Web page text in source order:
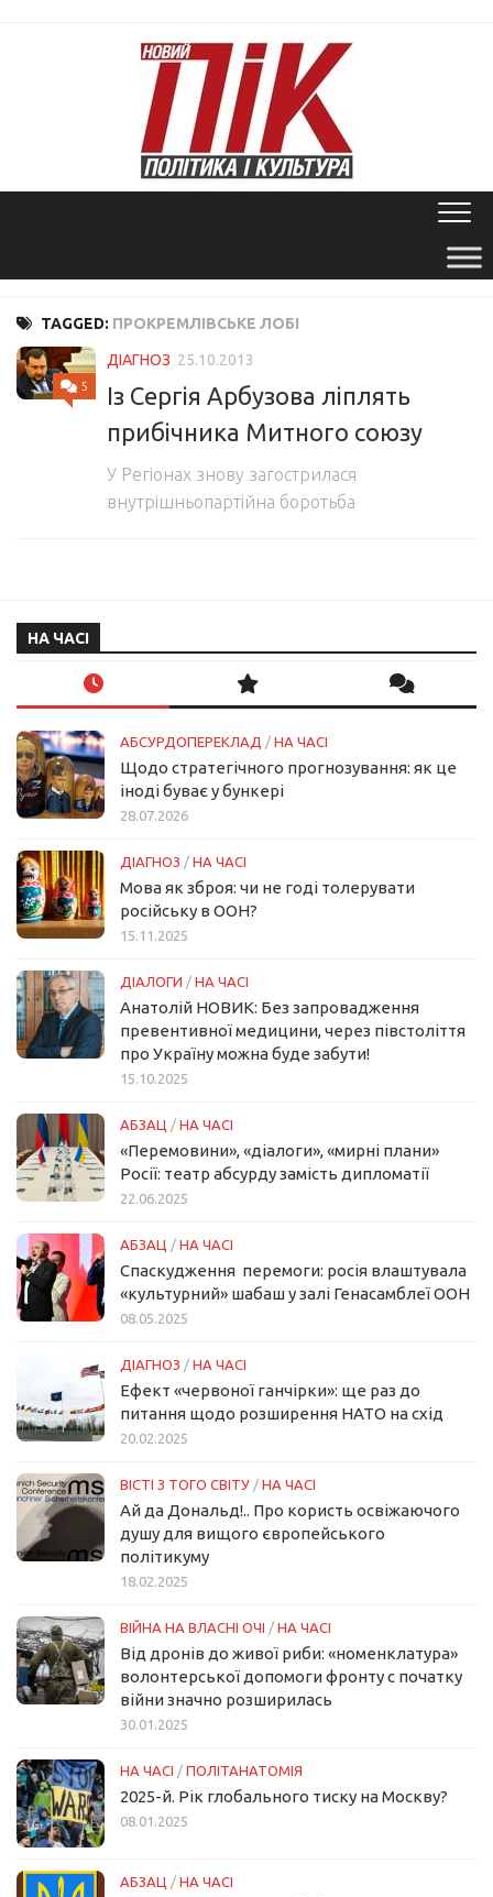
TAGGED: ПРОКРЕМЛІВСЬКЕ ЛОБІ
5
ДІАГНОЗ 25.10.2013
Із Сергія Арбузова ліплять
прибічника Митного союзу
У Регіонах знову загострилася
внутрішньопартійна боротьба
НА ЧАСІ
АБСУРДОПЕРЕКЛАД / НА ЧАСІ
Щодо стратегічного прогнозування: як це
іноді буває у бункері
28.07.2026
ДІАГНОЗ / НА ЧАСІ
Мова як зброя: чи не годі толерувати
російську в ООН?
15.11.2025
ДІАЛОГИ / НА ЧАСІ
Анатолій НОВИК: Без запровадження
превентивної медицини, через півстоліття
про Україну можна буде забути!
15.10.2025
АБЗАЦ / НА ЧАСІ
«Перемовини», «діалоги», «мирні плани»
Росії: театр абсурду замість дипломатії
22.06.2025
АБЗАЦ / НА ЧАСІ
Спаскудження перемоги: росія влаштувала
«культурний» шабаш у залі Генасамблеї ООН
08.05.2025
ДІАГНОЗ / НА ЧАСІ
Ефект «червоної ганчірки»: ще раз до
питання щодо розширення НАТО на схід
20.02.2025
ВІСТІ З ТОГО СВІТУ / НА ЧАСІ
Ай да Дональд!.. Про користь освіжаючого
душу для вищого європейського
політикуму
18.02.2025
ВІЙНА НА ВЛАСНІ ОЧІ / НА ЧАСІ
Від дронів до живої риби: «номенклатура»
волонтерської допомоги фронту с початку
війни значно розширилась
30.01.2025
НА ЧАСІ / ПОЛІТАНАТОМІЯ
2025-й. Рік глобального тиску на Москву?
08.01.2025
АБЗАЦ / НА ЧАСІ